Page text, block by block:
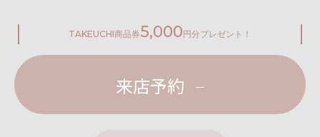
TAKEUCHI商品券5,000 円分プレゼント！
来店予約